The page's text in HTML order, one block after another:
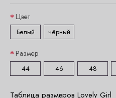
Цвет
Белый чёрный
Размер
44 46 48
Таблица размеров Lovely Girl